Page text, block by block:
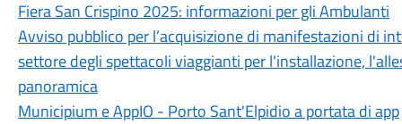
Fiera San Crispino 2025: informazioni per gli Ambulanti
Avviso pubblico per l’acquisizione di manifestazioni di
settore degli spettacoli viaggianti per l'installazione,
panoramica
Municipium e AppIO - Porto Sant'Elpidio a portata di app